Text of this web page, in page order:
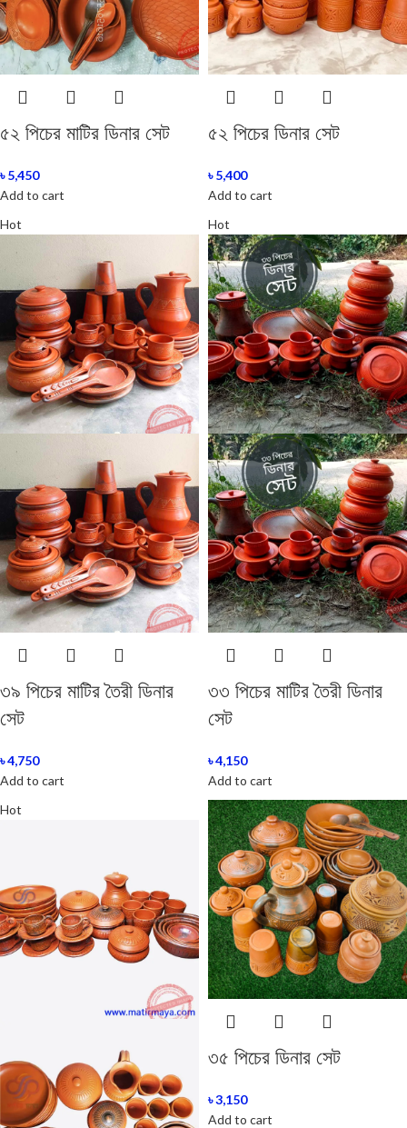
৫২ পিচের মাটির ডিনার সেট
৳5,450
Add to cart
৫২ পিচের ডিনার সেট
৳5,400
Add to cart
Hot
৩৯ পিচের মাটির তৈরী ডিনার
সেট
৳4,750
Add to cart
Hot
৩৩ পিচের মাটির তৈরী ডিনার
সেট
৳4,150
Add to cart
Hot
৩৫ পিচের ডিনার সেট
৳3,150
Add to cart